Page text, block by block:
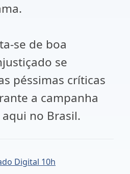
se de boa
se
péssimas críticas
a campanha
no Brasil.
Digital 10h